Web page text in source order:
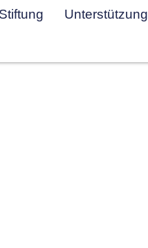
Stiftung Unterstützung